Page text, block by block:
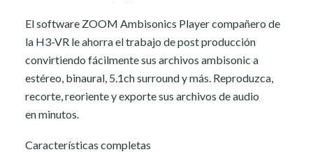
El software ZOOM Ambisonics Player compañero de
la H3-VR le ahorra el trabajo de post producción
convirtiendo fácilmente sus archivos ambisonic a
estéreo, binaural, 5.1ch surround y más. Reproduzca,
recorte, reoriente y exporte sus archivos de audio
en minutos.
Características completas